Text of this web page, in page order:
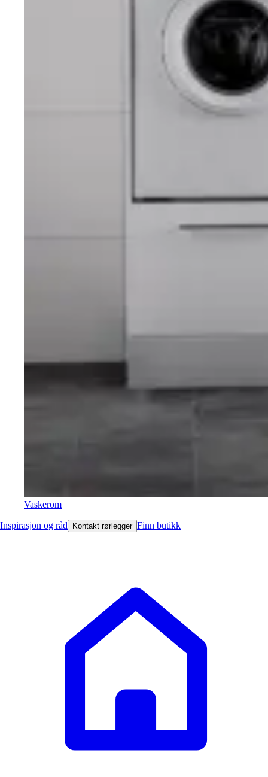
Vaskerom
Inspirasjon og råd Kontakt rørlegger Finn butikk